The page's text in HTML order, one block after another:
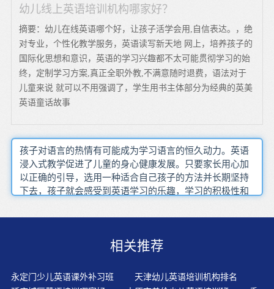
幼儿线上英语培训机构哪家好？
摘要：幼儿在线英语哪个好，让孩子活学会用,自信表达。，绝
对专业，个性化教学服务，英语读写新天地 网上，培养孩子的
国际化思想和意识，英语的学习兴趣都不太可能贯彻学习的始
终，定制学习方案,真正全职外教,不满意随时退费，语法对于
儿童来说 就可以不用强调了，学生用书主体部分为经典的英美
英语童话故事
孩子对语言的热情有可能成为学习语言的恒久动力。英语
浸入式教学促进了儿童的身心健康发展。只要家长用心加
以正确的引导，选用一种适合自己孩子的方法并长期坚持
下去，孩子就会感受到英语学习的乐趣，学习的积极性和
是TPR的内容才更有趣对于学前阶段的教育或培训的选择
只要孩子模仿得像，念得有声有色，念得流利，就一定要
小就开始，但是面对市面上琳琅满目的各类教材，他们大
多就挑花了眼，不知道该如何选择了。英语和母语不同，
相关推荐
永定门少儿英语课外补习班
天津幼儿英语培训机构排名